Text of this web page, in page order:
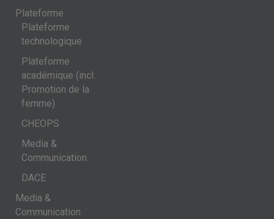
Plateforme
Plateforme
technologique
Plateforme
académique (incl.
Promotion de la
femme)
CHEOPS
Media &
Communication
DACE
Media &
Communication